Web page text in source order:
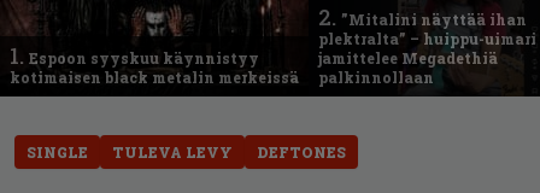
1. Espoon syyskuu käynnistyy
kotimaisen black metalin merkeissä
2. ”Mitalini näyttää ihan
plektralta” – huippu-uimari
jamittelee Megadethiä
palkinnollaan
SINGLE TULEVA LEVY DEFTONES